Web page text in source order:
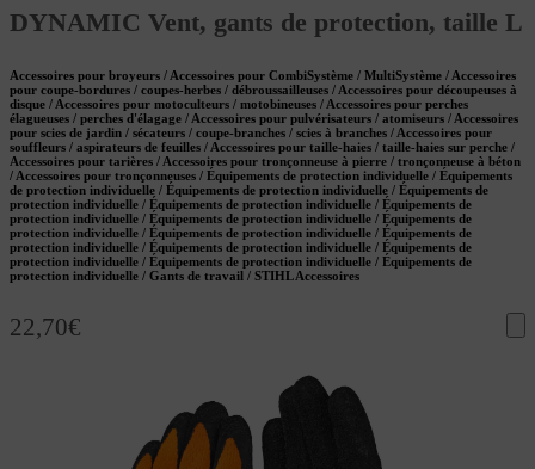
DYNAMIC Vent, gants de protection, taille L
Accessoires pour broyeurs / Accessoires pour CombiSystème / MultiSystème / Accessoires
pour coupe-bordures / coupes-herbes / débroussailleuses / Accessoires pour découpeuses à
disque / Accessoires pour motoculteurs / motobineuses / Accessoires pour perches
élagueuses / perches d'élagage / Accessoires pour pulvérisateurs / atomiseurs / Accessoires
pour scies de jardin / sécateurs / coupe-branches / scies à branches / Accessoires pour
souffleurs / aspirateurs de feuilles / Accessoires pour taille-haies / taille-haies sur perche /
Accessoires pour tarières / Accessoires pour tronçonneuse à pierre / tronçonneuse à béton
/ Accessoires pour tronçonneuses / Équipements de protection individuelle / Équipements
de protection individuelle / Équipements de protection individuelle / Équipements de
protection individuelle / Équipements de protection individuelle / Équipements de
protection individuelle / Équipements de protection individuelle / Équipements de
protection individuelle / Équipements de protection individuelle / Équipements de
protection individuelle / Équipements de protection individuelle / Équipements de
protection individuelle / Équipements de protection individuelle / Équipements de
protection individuelle / Gants de travail / STIHL Accessoires
22,70€